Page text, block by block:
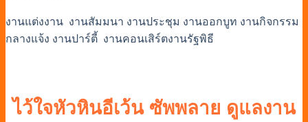
งานแต่งงาน งานสัมมนา งานประชุม งานออกบูท งานกิจกรรม
กลางแจ้ง งานปาร์ตี้ งานคอนเสิร์ตงานรัฐพิธี
ไว้ใจหัวหินอีเว้น ซัพพลาย ดูแลงาน